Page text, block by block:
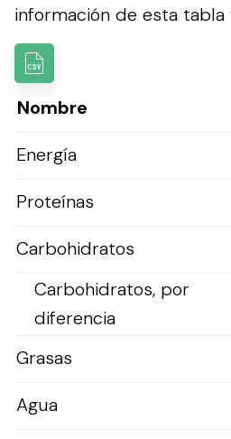
información de esta tabla
Nombre
Energía
Proteínas
Carbohidratos
Carbohidratos, por
diferencia
Grasas
Agua